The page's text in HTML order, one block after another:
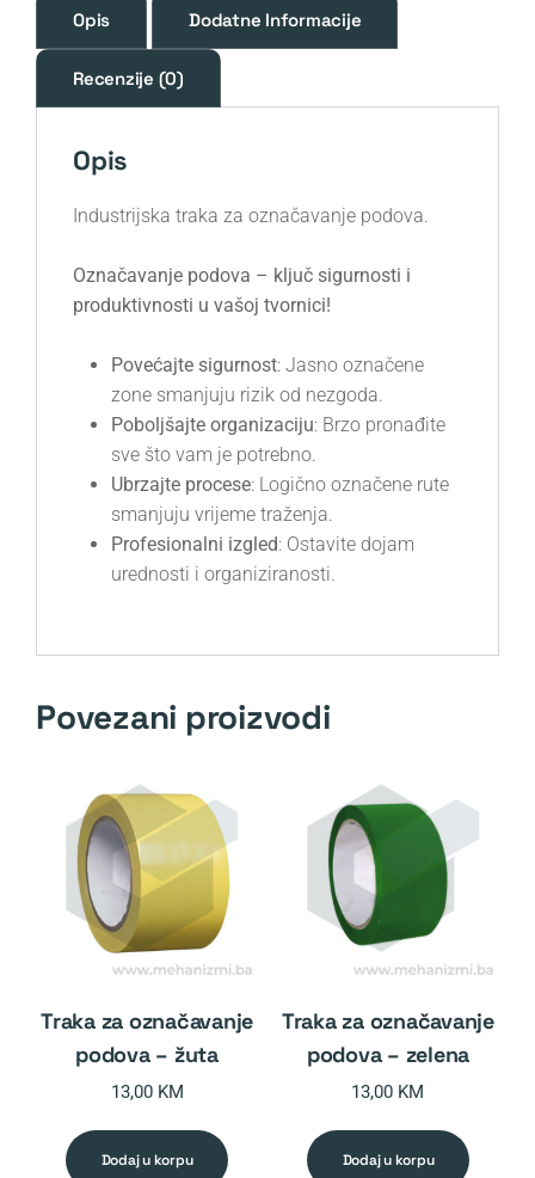
Opis Dodatne Informacije
Recenzije (0)
Opis
Industrijska traka za označavanje podova.
Označavanje podova – ključ sigurnosti i
produktivnosti u vašoj tvornici!
Povećajte sigurnost: Jasno označene
zone smanjuju rizik od nezgoda.
Poboljšajte organizaciju: Brzo pronađite
sve što vam je potrebno.
Ubrzajte procese: Logično označene rute
smanjuju vrijeme traženja.
Profesionalni izgled: Ostavite dojam
urednosti i organiziranosti.
Povezani proizvodi
traka za označavanje
podova – žuta
13,00 KM
dodaj u korpu
traka za označavanje
podova – zelena
13,00 KM
dodaj u korpu